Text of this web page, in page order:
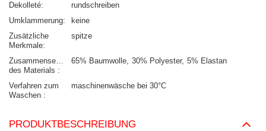
Dekolleté
rundschreiben
Umklammerung
keine
Zusätzliche
Merkmale
spitze
Zusammensetzung
des Materials
65% Baumwolle 30% Polyester 5% Elastan
Verfahren zum
Waschen
maschinenwäsche bei 30°C
PRODUKTBESCHREIBUNG